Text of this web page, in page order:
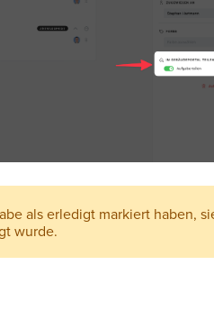
als erledigt markiert haben,
wurde.